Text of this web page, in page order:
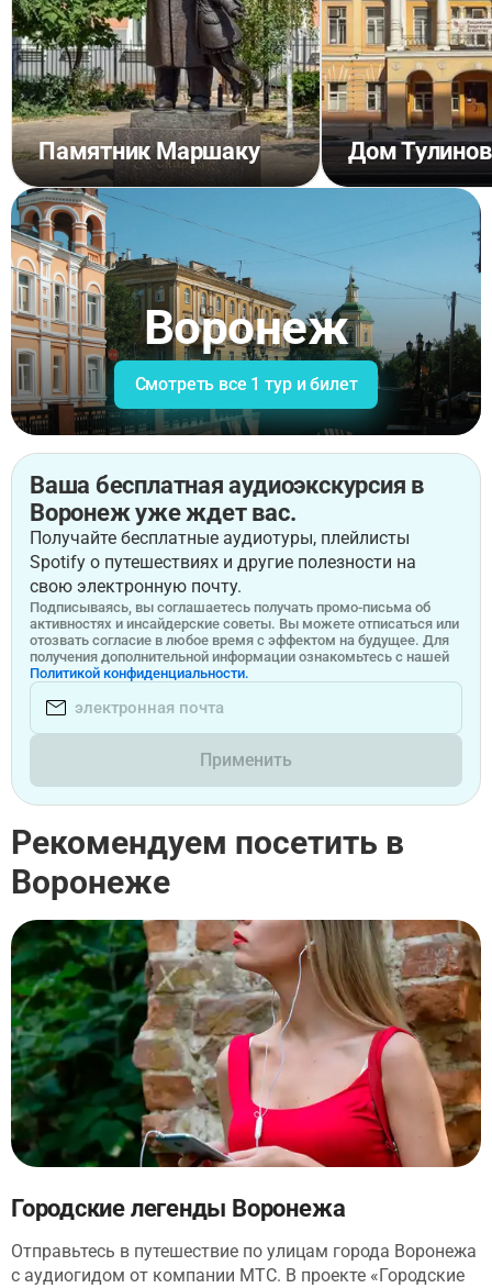
Памятник Маршаку Дом
Воронеж
Смотреть все 1 тур и билет
Ваша бесплатная аудиоэкскурсия в
Воронеж уже ждет вас.
Получайте бесплатные аудиотуры, плейлисты
Spotify о путешествиях и другие полезности на
свою электронную почту.
Подписываясь, вы соглашаетесь получать промо-письма об
активностях и инсайдерские советы. Вы можете отписаться или
отозвать согласие в любое время с эффектом на будущее. Для
получения дополнительной информации ознакомьтесь с нашей
Политикой конфиденциальности.
Применить
Рекомендуем посетить в
Воронеже
Городские легенды Воронежа
Отправьтесь в путешествие по улицам города Воронежа
с аудиогидом от компании МТС. В проекте «Городские